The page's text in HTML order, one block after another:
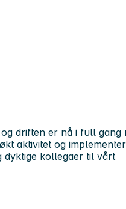
driften er nå i full gang
aktivitet og
dyktige kollegaer til vårt